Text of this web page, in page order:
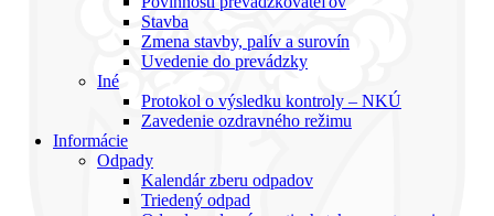
Stavba
Zmena stavby, palív a surovín
Uvedenie do prevádzky
Iné
Protokol o výsledku kontroly – NKÚ
Zavedenie ozdravného režimu
Informácie
Odpady
Kalendár zberu odpadov
Triedený odpad